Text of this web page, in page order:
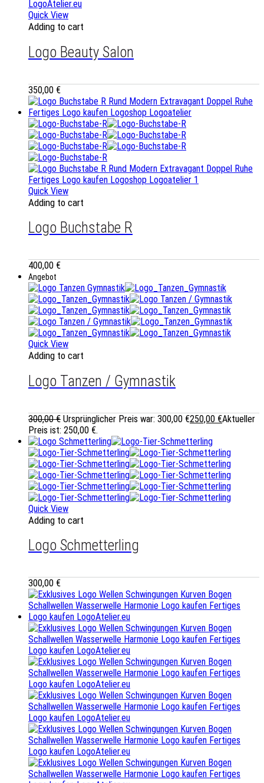
Quick View
Adding to cart
Logo Beauty Salon
350,00 €
Quick View
Adding to cart
Logo Buchstabe R
400,00 €
Angebot
Quick View
Adding to cart
Logo Tanzen / Gymnastik
300,00€ Ursprünglicher Preis war: 300,00 €250,00 €Aktueller
Preis ist: 250,00 €.
Quick View
Adding to cart
Logo Schmetterling
300,00 €